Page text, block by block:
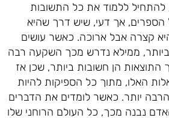
להתחיל ללמוד את כל התשובות
אך דעי, שיש דרך שהיא
קצרה אבל ארוכה. כאשר עושים
ממילא נדרש מכך השקעה רבה
התוצאות הן חשובות ביותר, שכן אז
האלו, מתוך כל הספיקות להיות
הרבה יותר. כאשר לומדים את הדברים
נבנה מכך, כל העולם הרוחני שלו